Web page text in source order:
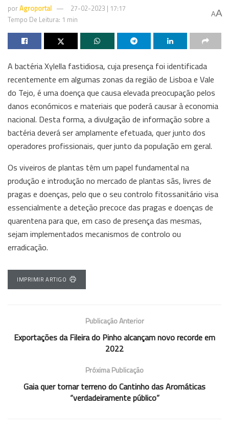
porAgroportal
27-02-2023 | 17:17
Tempo De Leitura: 1 min
AA
A bactéria Xylella fastidiosa, cuja presença foi identificada
recentemente em algumas zonas da região de Lisboa e Vale
do Tejo, é uma doença que causa elevada preocupação pelos
danos económicos e materiais que poderá causar à economia
nacional. Desta forma, a divulgação de informação sobre a
bactéria deverá ser amplamente efetuada, quer junto dos
operadores profissionais, quer junto da população em geral.
Os viveiros de plantas têm um papel fundamental na
produção e introdução no mercado de plantas sãs, livres de
pragas e doenças, pelo que o seu controlo fitossanitário visa
essencialmente a deteção precoce das pragas e doenças de
quarentena para que, em caso de presença das mesmas,
sejam implementados mecanismos de controlo ou
erradicação.
IMPRIMIR ARTIGO
Publicação Anterior
Exportações da Fileira do Pinho alcançam novo recorde em
2022
Próxima Publicação
Gaia quer tornar terreno do Cantinho das Aromáticas
“verdadeiramente público”